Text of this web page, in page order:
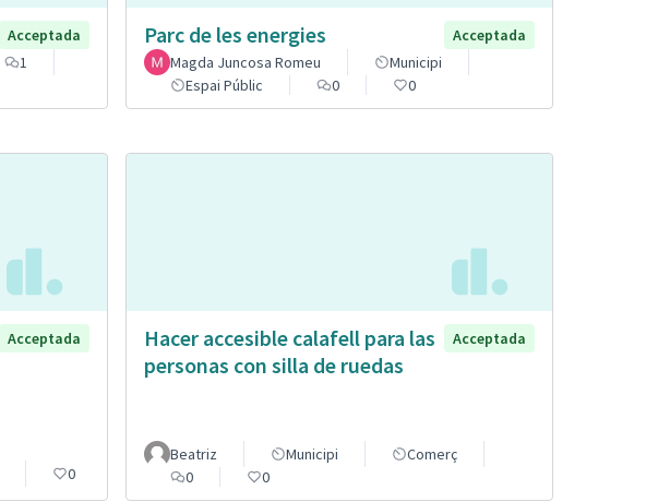
Acceptada
1
Parc de les energies
Acceptada
Magda Juncosa Romeu
Municipi
Espai Públic
0 0
Acceptada
0
Hacer accesible calafell para las
personas con silla de ruedas
Acceptada
Beatriz Municipi
Comerç
0
0